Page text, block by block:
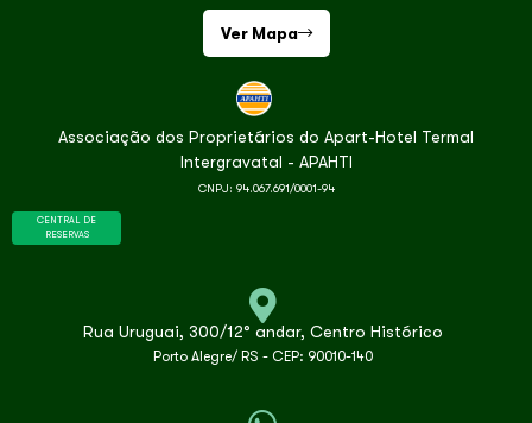
Ver Mapa
Associação dos Proprietários do Apart-Hotel Termal
Intergravatal - APAHTI
CNPJ: 94.067.691/0001-94
CENTRAL DE
RESERVAS
Rua Uruguai, 300/12° andar, Centro Histórico
Porto Alegre/ RS - CEP: 90010-140